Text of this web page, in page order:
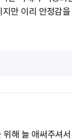
지만 이리 안정감
위해 늘 애써주셔